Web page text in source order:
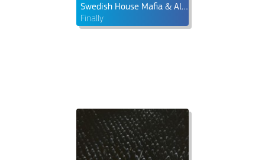
Swedish House Mafia & Alicia Keys
Finally